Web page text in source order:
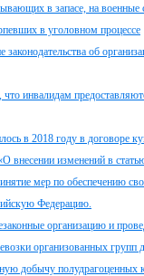
в запасе, на военные
в уголовном процессе
об
инвалидам
в 2018 году в договоре
изменений в
мер по обеспечению
Федерацию.
организацию и
организованных групп
добычу полудрагоценных